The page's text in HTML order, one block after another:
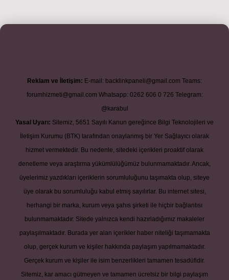
adresibetexper.xyzm elexbet
Reklam ve İletişim: E-mail: backlinkpaneli@gmail.com Teams:
forumhizmeti@gmail.com Whatsapp: 0262 606 0 726 Telegram:
@karabul
Yasal Uyarı: Sitemiz, 5651 Sayılı Kanun gereğince Bilgi Teknolojileri ve
İletişim Kurumu (BTK) tarafından onaylanmış bir Yer Sağlayıcı olarak
hizmet vermektedir. Bu nedenle, sitedeki içerikleri proaktif olarak
denetleme veya araştırma yükümlülüğümüz bulunmamaktadır. Ancak,
üyelerimiz yazdıkları içeriklerin sorumluluğunu taşımakta olup, siteye
üye olarak bu sorumluluğu kabul etmiş sayılırlar. Bu internet sitesi,
herhangi bir marka, kurum veya şahıs şirketi ile hiçbir bağlantısı
bulunmamaktadır. Sitede yalnızca kendi hazırladığımız makaleler
paylaşılmaktadır. Burada yer alan içerikler haber niteliği taşımamakta
olup, gerçek kurum ve kişiler hakkında paylaşım yapılmamaktadır.
Gerçek kurum ve kişiler ile isim benzerlikleri tamamen tesadüfidir.
Sitemiz, kar amacı gütmeyen ve tamamen ücretsiz bir bilgi paylaşım